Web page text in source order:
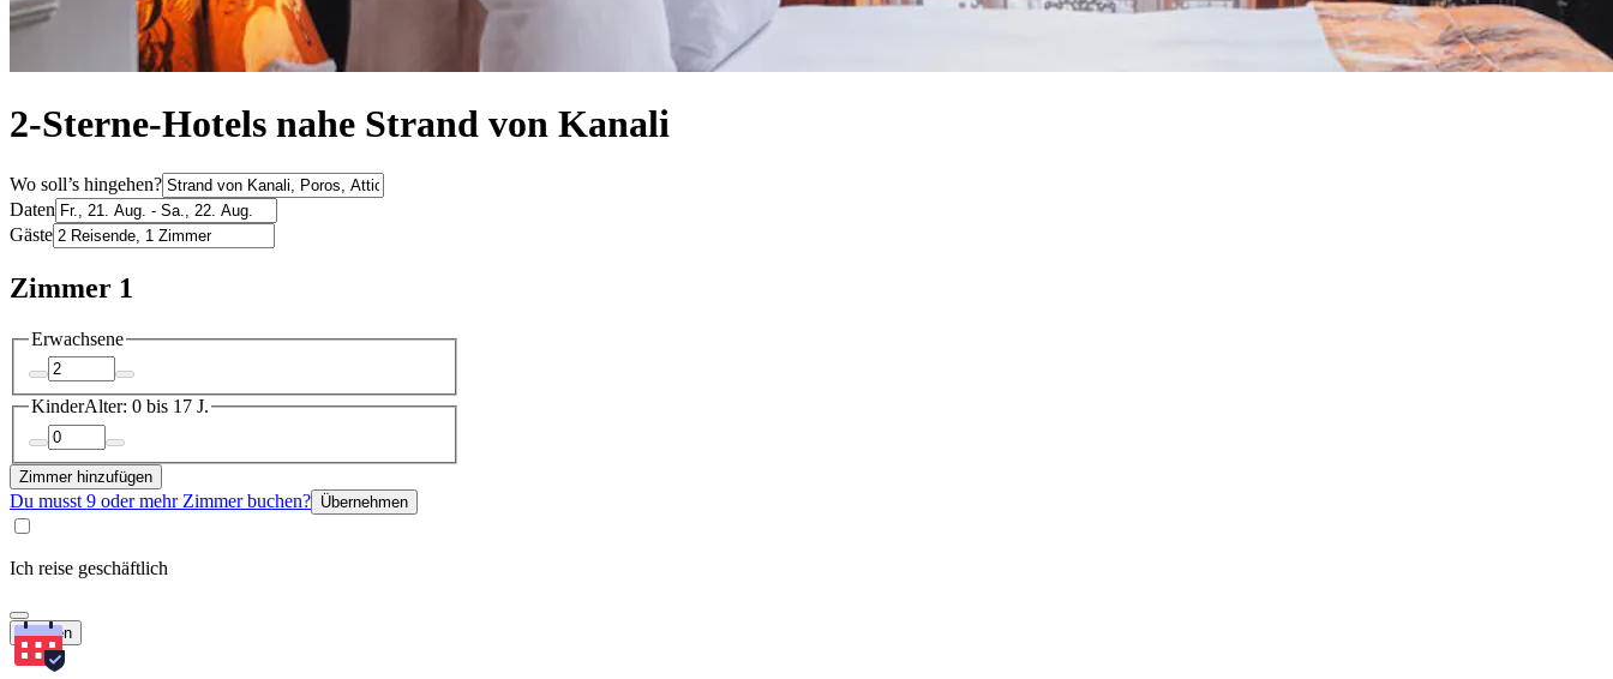
2-Sterne-Hotels nahe Strand von Kanali
Wo soll’s hingehen?
Daten
Gäste
Zimmer 1
Erwachsene
KinderAlter: 0 bis 17 J.
Zimmer hinzufügen
Du musst 9 oder mehr Zimmer buchen? Übernehmen
Ich reise geschäftlich
Suchen